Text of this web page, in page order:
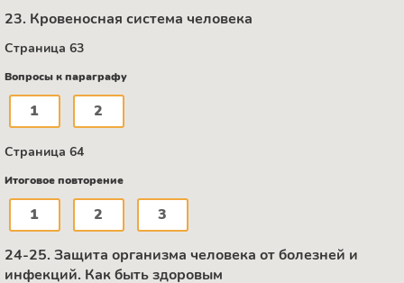
23. Кровеносная система человека
Страница 63
Вопросы к параграфу
1 2
Страница 64
Итоговое повторение
1 2 3
24-25. Защита организма человека от болезней и
инфекций. Как быть здоровым